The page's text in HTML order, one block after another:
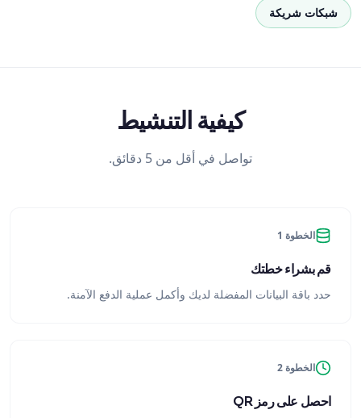
شبكات شريكة
كيفية التنشيط
تواصل في أقل من 5 دقائق.
الخطوة 1
قم بشراء خطتك
حدد باقة البيانات المفضلة لديك وأكمل عملية الدفع الآمنة.
الخطوة 2
احصل على رمز QR